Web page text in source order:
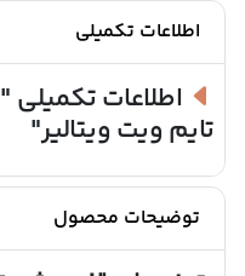
اطلاعات تکمیلی
اطلاعات تکمیلی
تایم ویت ویتالیر"
توضیحات محصول